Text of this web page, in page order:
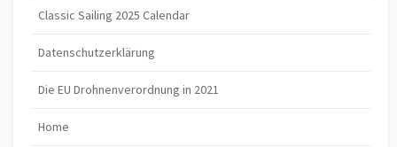
Classic Sailing 2025 Calendar
Datenschutzerklärung
Die EU Drohnenverordnung in 2021
Home